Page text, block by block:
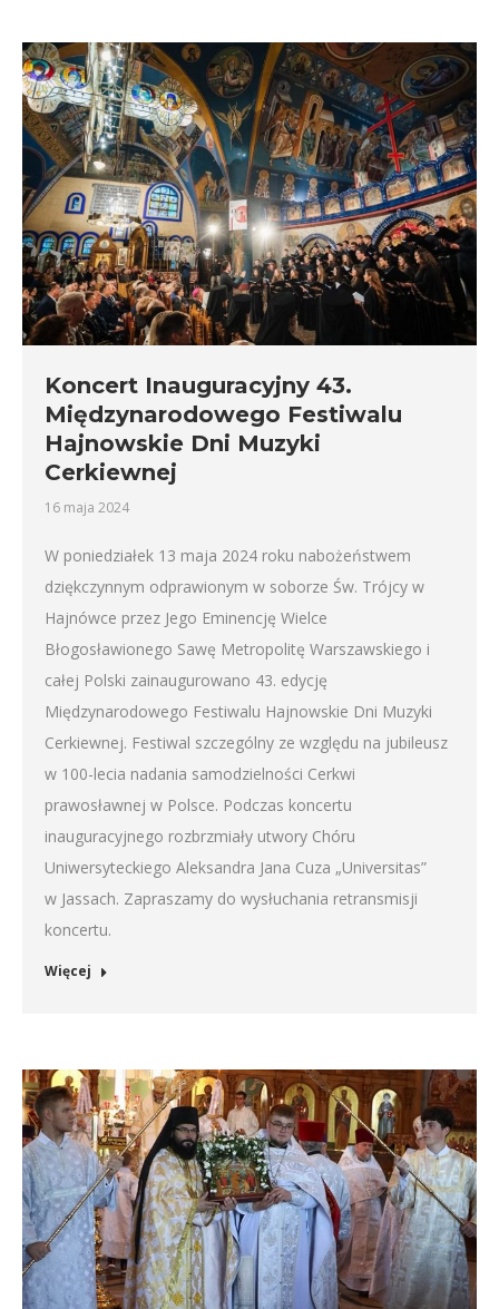
Koncert Inauguracyjny 43.
Międzynarodowego Festiwalu
Hajnowskie Dni Muzyki
Cerkiewnej
16 maja 2024
W poniedziałek 13 maja 2024 roku nabożeństwem
dziękczynnym odprawionym w soborze Św. Trójcy w
Hajnówce przez Jego Eminencję Wielce
Błogosławionego Sawę Metropolitę Warszawskiego i
całej Polski zainaugurowano 43. edycję
Międzynarodowego Festiwalu Hajnowskie Dni Muzyki
Cerkiewnej. Festiwal szczególny ze względu na jubileusz
w 100-lecia nadania samodzielności Cerkwi
prawosławnej w Polsce. Podczas koncertu
inauguracyjnego rozbrzmiały utwory Chóru
Uniwersyteckiego Aleksandra Jana Cuza „Universitas”
w Jassach. Zapraszamy do wysłuchania retransmisji
koncertu.
Więcej